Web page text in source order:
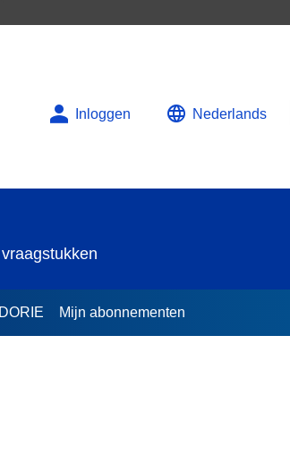
Inloggen Nederlands
Mijn abonnementen